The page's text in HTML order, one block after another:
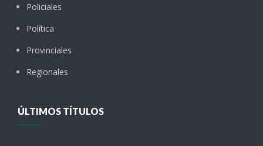
Policiales
Política
Provinciales
Regionales
ÚLTIMOS TÍTULOS